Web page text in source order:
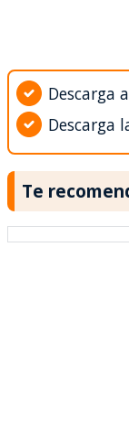
Descarga
Descarga
Te